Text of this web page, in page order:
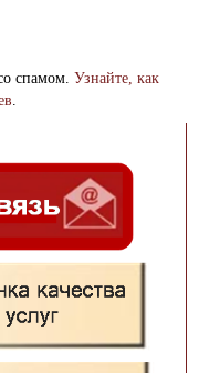
спамом. Узнайте, как
.